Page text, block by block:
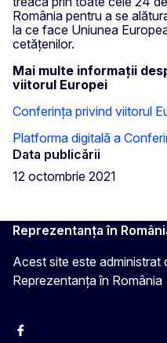
România pentru a se
la ce face Uniunea
cetățenilor.
Mai multe informaţii
viitorul Europei
Conferința privind viitorul
Platforma digitală a
Data publicării
12 octombrie 2021
Reprezentanța în
Acest site este administrat
Reprezentanța în România
Facebook